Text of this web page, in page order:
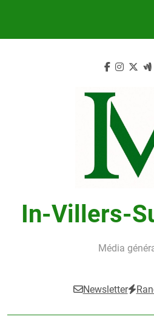
In-Villers-
Média
Newsletter